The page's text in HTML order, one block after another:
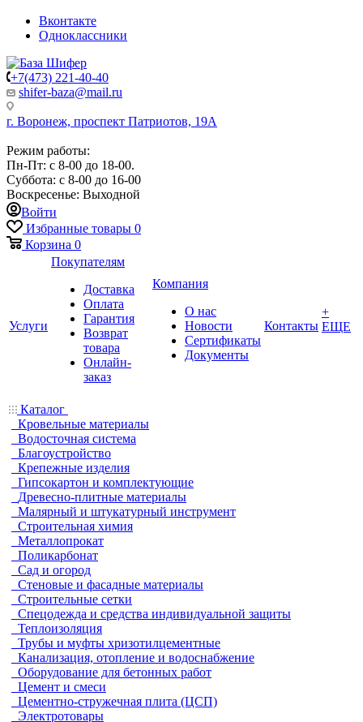
Вконтакте
Одноклассники
+7(473) 221-40-40
shifer-baza@mail.ru
г. Воронеж, проспект Патриотов, 19А
Режим работы:
Пн-Пт: с 8-00 до 18-00.
Суббота: с 8-00 до 16-00
Воскресенье: Выходной
Войти
Избранные товары 0
Корзина 0
Услуги
Покупателям
Доставка
Оплата
Гарантия
Возврат
товара
Онлайн-
заказ
Компания
О нас
Новости
Сертификаты
Документы
Контакты
+
ЕЩЕ
Каталог
Кровельные материалы
Водосточная система
Благоустройство
Крепежные изделия
Гипсокартон и комплектующие
Древесно-плитные материалы
Малярный и штукатурный инструмент
Строительная химия
Металлопрокат
Поликарбонат
Сад и огород
Стеновые и фасадные материалы
Строительные сетки
Спецодежда и средства индивидуальной защиты
Теплоизоляция
Трубы и муфты хризотилцементные
Канализация, отопление и водоснабжение
Оборудование для бетонных работ
Цемент и смеси
Цементно-стружечная плита (ЦСП)
Электротовары